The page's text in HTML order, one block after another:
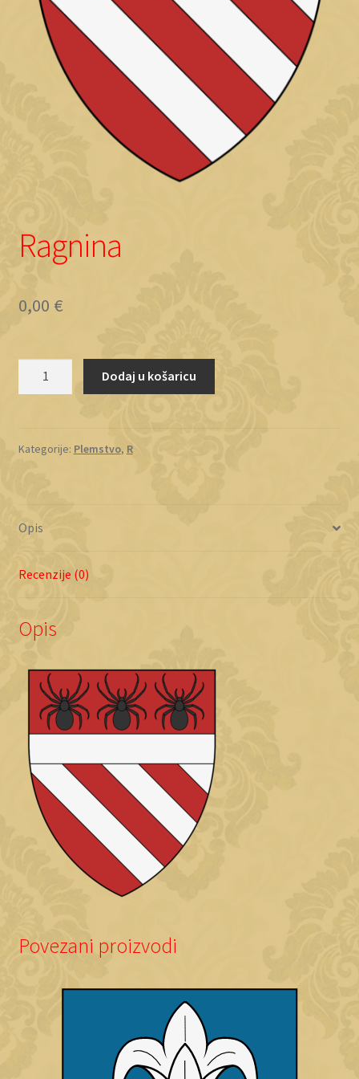
Objave
Ragnina
0,00 €
Dodaj u košaricu
Kategorije: Plemstvo, R
Opis
Recenzije (0)
Opis
Povezani proizvodi